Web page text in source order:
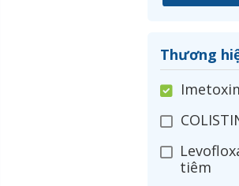
Thương
tiêm